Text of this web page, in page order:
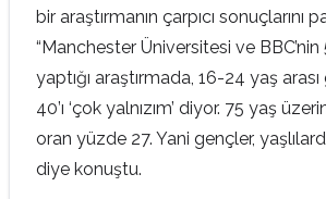
bir araştırmanın çarpıcı sonuçlarını
“Manchester Üniversitesi ve
yaptığı araştırmada, 16-24 yaş
40’ı ‘çok yalnızım’ diyor. 75 yaş
oran yüzde 27. Yani gençler,
diye konuştu.